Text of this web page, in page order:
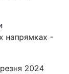
напрямках -
2024